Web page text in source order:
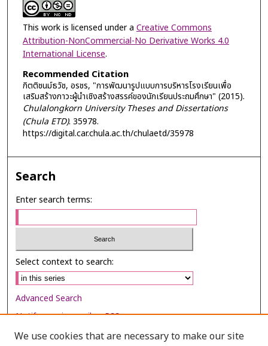
This work is licensed under a Creative Commons
Attribution-NonCommercial-No Derivative Works 4.0
International License.
Recommended Citation
กิตติชนม์ธวัช, อรชร, "การพัฒนารูปแบบการบริหารโรงเรียนเพื่อ
เสริมสร้างภาวะผู้นำเชิงสร้างสรรค์ของนักเรียนประถมศึกษา" (2015).
Chulalongkorn University Theses and Dissertations
(Chula ETD). 35978.
https://digital.car.chula.ac.th/chulaetd/35978
Search
Enter search terms:
Select context to search:
Advanced Search
Notify me via email orRSS
We use cookies that are necessary to make our site